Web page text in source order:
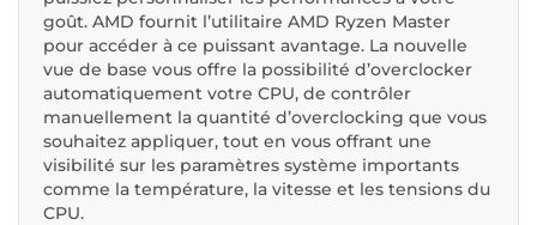
goût. AMD fournit l’utilitaire AMD Ryzen Master
pour accéder à ce puissant avantage. La nouvelle
vue de base vous offre la possibilité d’overclocker
automatiquement votre CPU, de contrôler
manuellement la quantité d’overclocking que vous
souhaitez appliquer, tout en vous offrant une
visibilité sur les paramètres système importants
comme la température, la vitesse et les tensions du
CPU.